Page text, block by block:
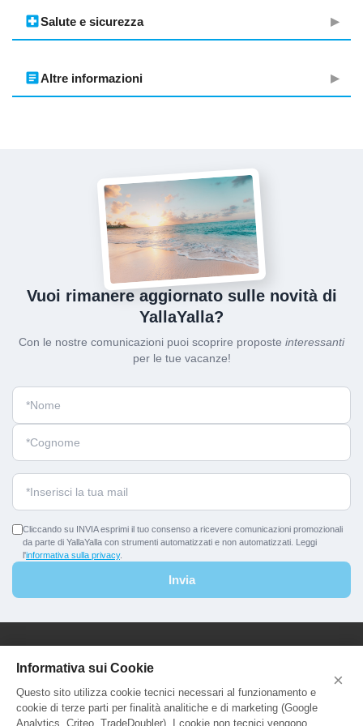
×
Informativa sui Cookie
Questo sito utilizza cookie tecnici necessari al funzionamento e
cookie di terze parti per finalità analitiche e di marketing (Google
Analytics, Criteo, TradeDoubler). I cookie non tecnici vengono
local_hospitalSalute e sicurezza
articleAltre informazioni
Vuoi rimanere aggiornato sulle novità di
YallaYalla?
Con le nostre comunicazioni puoi scoprire proposte interessanti
per le tue vacanze!
Cliccando su INVIA esprimi il tuo consenso a ricevere comunicazioni promozionali
da parte di YallaYalla con strumenti automatizzati e non automatizzati. Leggi
l'informativa sulla privacy.
Invia
YallaYalla - DICA Srl
Sede Legale e Agenzia al Pubblico:
Viale Adriatico 127 - 00141 Roma
P.Iva e C.F. IT13366331000